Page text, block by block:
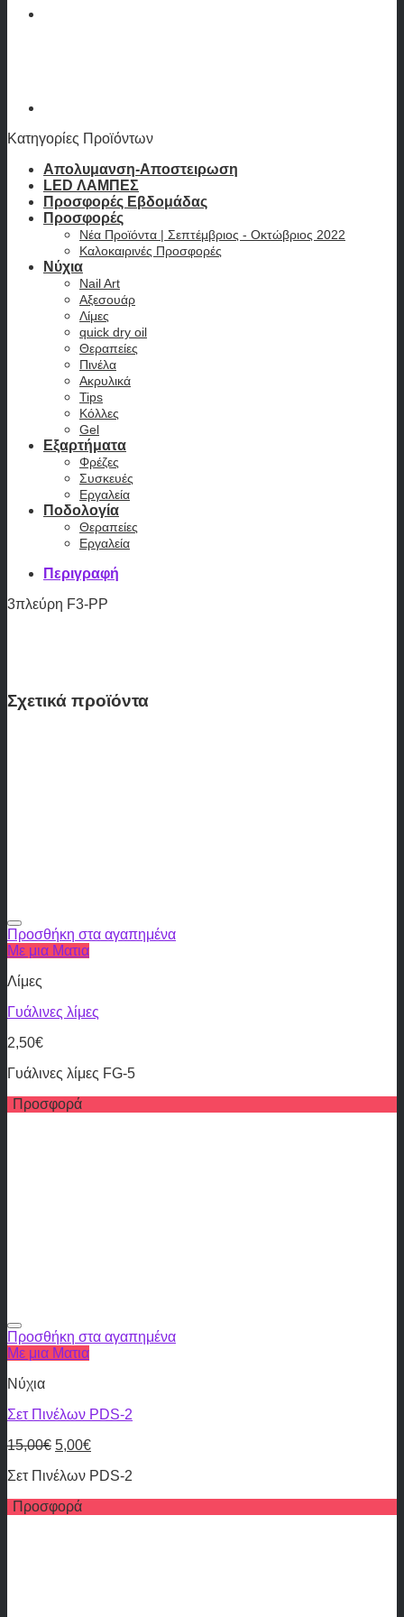
Κατηγορίες Προϊόντων
Απολυμανση-Αποστειρωση
LED ΛΑΜΠΕΣ
Προσφορές Εβδομάδας
Προσφορές
Νέα Προϊόντα | Σεπτέμβριος - Οκτώβριος 2022
Καλοκαιρινές Προσφορές
Νύχια
Nail Art
Αξεσουάρ
Λίμες
quick dry oil
Θεραπείες
Πινέλα
Ακρυλικά
Tips
Κόλλες
Gel
Εξαρτήματα
Φρέζες
Συσκευές
Εργαλεία
Ποδολογία
Θεραπείες
Εργαλεία
Περιγραφή
3πλεύρη F3-PP
Σχετικά προϊόντα
Προσθήκη στα αγαπημένα
Με μια Ματια
Λίμες
Γυάλινες λίμες
2,50€
Γυάλινες λίμες FG-5
Προσφορά
Προσθήκη στα αγαπημένα
Με μια Ματια
Νύχια
Σετ Πινέλων PDS-2
15,00€ 5,00€
Σετ Πινέλων PDS-2
Προσφορά